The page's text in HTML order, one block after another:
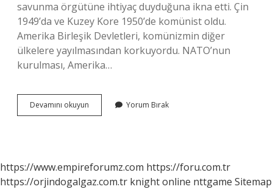
savunma örgütüne ihtiyaç duyduğuna ikna etti. Çin
1949’da ve Kuzey Kore 1950’de komünist oldu.
Amerika Birleşik Devletleri, komünizmin diğer
ülkelere yayılmasından korkuyordu. NATO’nun
kurulması, Amerika…
Devamını okuyun
Ne
Yorum Bırak
https://www.empireforumz.com https://foru.com.tr
https://orjindogalgaz.com.tr knight online nttgame Sitemap